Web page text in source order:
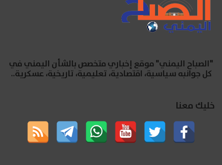
"الصباح اليمني" موقع إخباري متخصص بالشأن اليمني في
كل جوانبه سياسية، اقتصادية، تعليمية، تاريخية، عسكرية..
خليك معنا